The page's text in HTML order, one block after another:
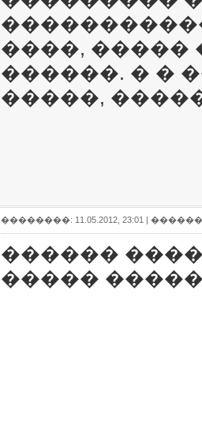
����, �����
������. � �
�����,
��������: 11.05.2012, 23:01 |
������
�����